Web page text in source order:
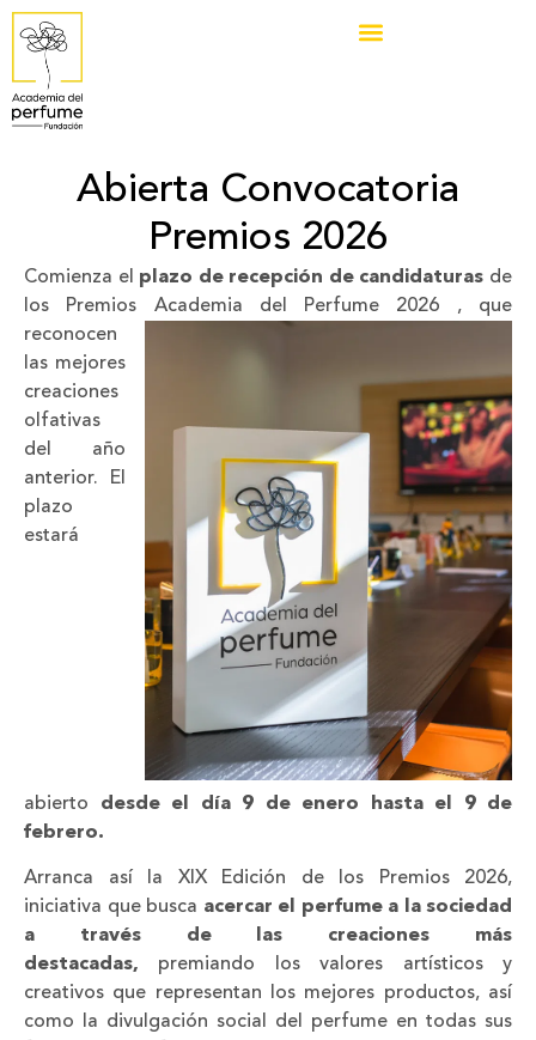
Abierta Convocatoria
Premios 2026
Comienza el plazo de recepción de candidaturas de
los Premios Academia del Perfume 2026 , que
reconocen
las mejores
creaciones
olfativas
del año
anterior. El
plazo
estará
abierto desde el día 9 de enero hasta el 9 de
febrero.
Arranca así la XIX Edición de los Premios 2026,
iniciativa que busca acercar el perfume a la sociedad
a través de las creaciones más
destacadas, premiando los valores artísticos y
creativos que representan los mejores productos, así
como la divulgación social del perfume en todas sus